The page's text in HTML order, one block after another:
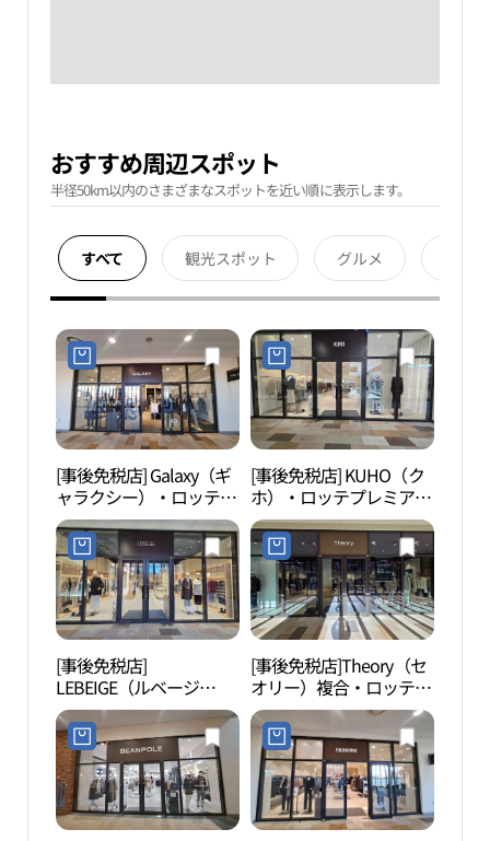
おすすめ周辺スポット
半径50km以内のさまざまなスポットを近い順に表示します。
すべて 観光スポット グルメ
[事後免税店] Galaxy（ギ
ャラクシー）・ロッテプ
レミアムアウトレットパ
ジュ（坡州）店(갤럭시
롯데프리미엄아울렛 파
주점)
[事後免税店] KUHO（ク
ホ）・ロッテプレミアム
アウトレットパジュ（坡
州）店(구호 롯데프리미
엄아울렛 파주점)
[事後免税店]
LEBEIGE（ルベージ
ュ）・ロッテプレミアム
アウトレットパジュ（坡
州）店(르베이지 롯데프
리미엄아울렛 파주점)
[事後免税店]Theory（セ
オリー）複合・ロッテプ
レミアムアウトレットパ
ジュ（坡州）店(띠어리
복합 롯데프리미엄아울
렛 파주점)